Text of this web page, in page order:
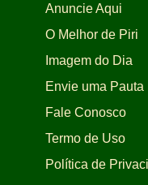
Anuncie Aqui
O Melhor de Piri
Imagem do Dia
Envie uma Pauta
Fale Conosco
Termo de Uso
Política de